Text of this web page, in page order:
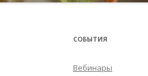
СОБЫТИЯ
Вебинары